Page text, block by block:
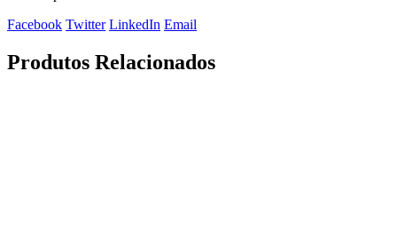
Facebook Twitter LinkedIn Email
Produtos Relacionados